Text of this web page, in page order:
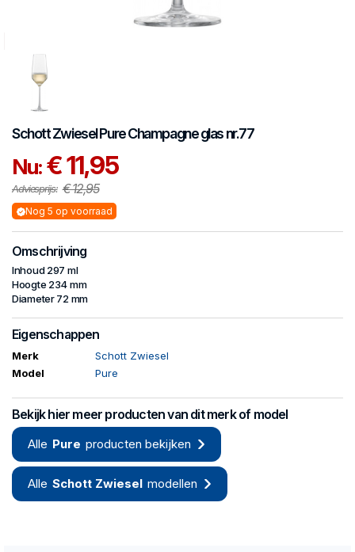
Schott ZwieselPureChampagne glas nr.77
Nu:€ 11,95
Adviesprijs: € 12,95
Nog 5 op voorraad
Omschrijving
Inhoud 297 ml
Hoogte 234 mm
Diameter 72 mm
Eigenschappen
Merk
Schott Zwiesel
Model
Pure
Bekijk hier meer producten van dit merk of model
Alle Pure producten bekijken
Alle Schott Zwiesel modellen